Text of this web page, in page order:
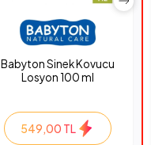
Babyton Sinek Kovucu
Losyon 100 ml
549,00 TL